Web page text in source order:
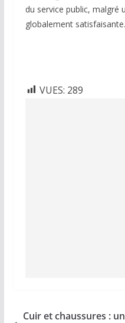
du service public, malgré
globalement satisfaisante.
VUES: 289
Cuir et chaussures :